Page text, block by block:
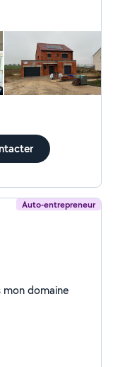
Auto-entrepreneur
dans mon domaine